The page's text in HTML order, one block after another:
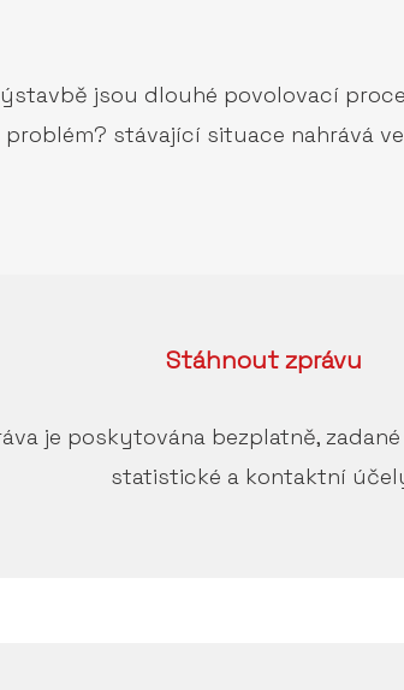
jsou dlouhé povolovací
stávající situace nahrává
Stáhnoutzprávu
je poskytována bezplatně,
statistické a kontaktní